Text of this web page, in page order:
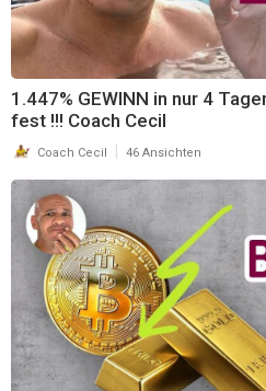
⁣1.447% GEWINN in nur 4
fest !!! Coach Cecil
Coach Cecil 46 Ansichten